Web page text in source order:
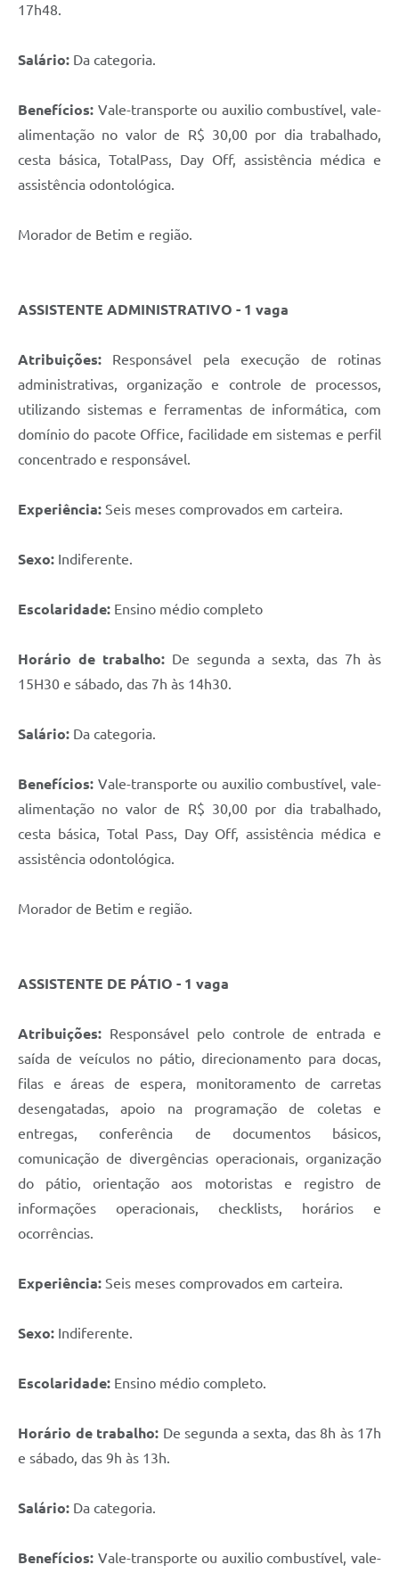
17h48.
Salário: Da categoria.
Benefícios: Vale-transporte ou auxilio combustível, vale-
alimentação no valor de R$ 30,00 por dia trabalhado,
cesta básica, TotalPass, Day Off, assistência médica e
assistência odontológica.
Morador de Betim e região.
ASSISTENTE ADMINISTRATIVO - 1 vaga
Atribuições: Responsável pela execução de rotinas
administrativas, organização e controle de processos,
utilizando sistemas e ferramentas de informática, com
domínio do pacote Office, facilidade em sistemas e perfil
concentrado e responsável.
Experiência: Seis meses comprovados em carteira.
Sexo: Indiferente.
Escolaridade: Ensino médio completo
Horário de trabalho: De segunda a sexta, das 7h às
15H30 e sábado, das 7h às 14h30.
Salário: Da categoria.
Benefícios: Vale-transporte ou auxilio combustível, vale-
alimentação no valor de R$ 30,00 por dia trabalhado,
cesta básica, Total Pass, Day Off, assistência médica e
assistência odontológica.
Morador de Betim e região.
ASSISTENTE DE PÁTIO - 1 vaga
Atribuições: Responsável pelo controle de entrada e
saída de veículos no pátio, direcionamento para docas,
filas e áreas de espera, monitoramento de carretas
desengatadas, apoio na programação de coletas e
entregas, conferência de documentos básicos,
comunicação de divergências operacionais, organização
do pátio, orientação aos motoristas e registro de
informações operacionais, checklists, horários e
ocorrências.
Experiência: Seis meses comprovados em carteira.
Sexo: Indiferente.
Escolaridade: Ensino médio completo.
Horário de trabalho: De segunda a sexta, das 8h às 17h
e sábado, das 9h às 13h.
Salário: Da categoria.
Benefícios: Vale-transporte ou auxilio combustível, vale-